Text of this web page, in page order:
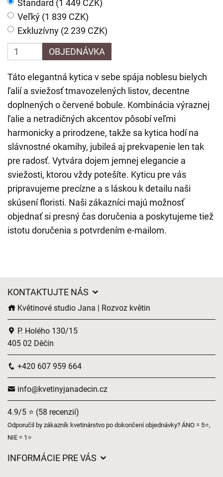
Štandard (1 449 CZK)
Veľký (1 839 CZK)
Exkluzívny (2 239 CZK)
OBJEDNÁVKA
Táto elegantná kytica v sebe spája noblesu bielych
ľalií a sviežosť tmavozelených listov, decentne
doplnených o červené bobule. Kombinácia výraznej
ľalie a netradičných akcentov pôsobí veľmi
harmonicky a prirodzene, takže sa kytica hodí na
slávnostné okamihy, jubileá aj prekvapenie len tak
pre radosť. Vytvára dojem jemnej elegancie a
sviežosti, ktorou vždy potešíte. Kyticu pre vás
pripravujeme precízne a s láskou k detailu naši
skúsení floristi. Naši zákazníci majú možnosť
objednať si presný čas doručenia a poskytujeme tiež
istotu doručenia s potvrdením e-mailom.
KONTAKTUJTE NÁS
Květinové studio Jana | Rozvoz květin
P. Holého 130/15
405 02 Děčín
+420 607 959 664
info@kvetinyjanadecin.cz
4.9/5 ⭐ (58 recenzií)
Odporučil by zákazník kvetinárstvo po dokončení objednávky? ÁNO = 5⭐,
NIE = 1⭐
INFORMÁCIE PRE VÁS